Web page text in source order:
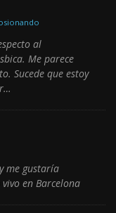
al
Me parece
Sucede que estoy
me gustaría
en Barcelona